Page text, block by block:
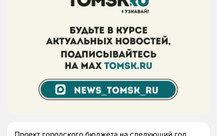
Проект городского бюджета на следующий год